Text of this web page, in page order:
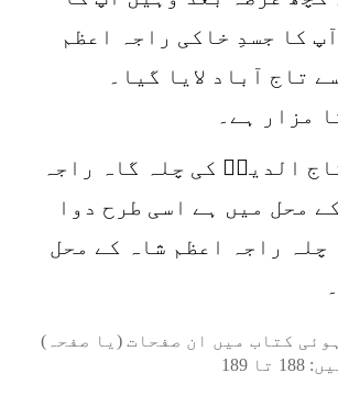
کا جسدِ خاکی راجہ اعظم
تاج آباد لایا گیا۔
مزار ہے۔
الدینؒ کی چلہ گاہ راجہ
محل میں ہے اسی طرح دوا
چلہ راجہ اعظم شاہ کے محل
کتاب میں ان صفحات (یا صفحہ)
188 تا 189